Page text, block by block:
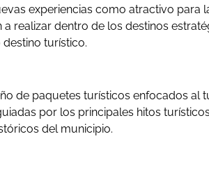
experiencias como atractivo para
realizar dentro de los destinos
turístico.
de paquetes turísticos enfocados al
por los principales hitos
del municipio.